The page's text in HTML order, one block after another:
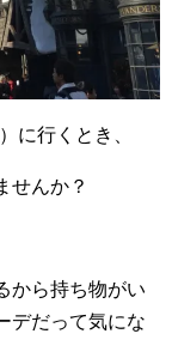
に行くとき、
せんか？
から持ち物がい
デだって気にな